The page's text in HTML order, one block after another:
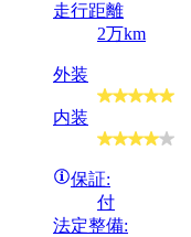
走行距離
2万km
外装
内装
保証:
付
法定整備: